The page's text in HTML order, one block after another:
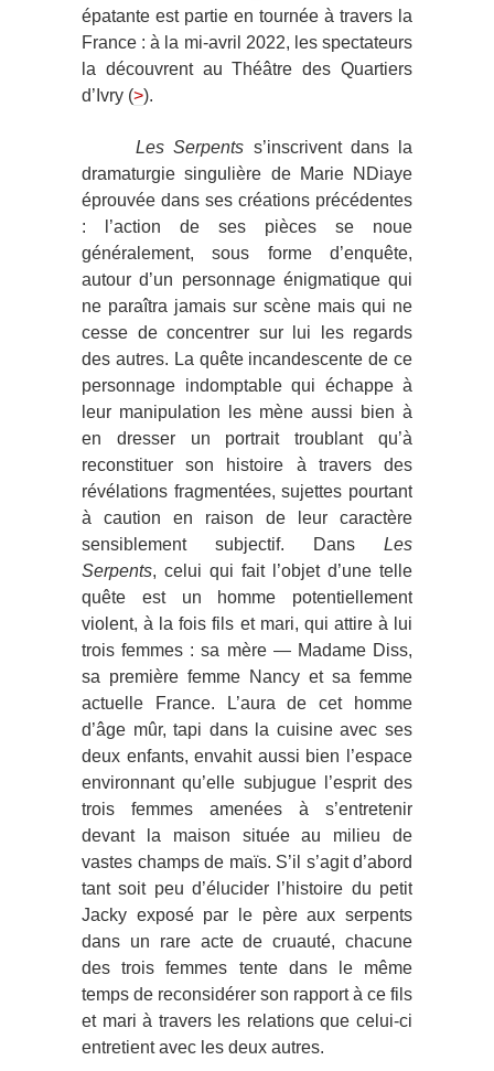
épatante est partie en tournée à travers la
France : à la mi-avril 2022, les spectateurs
la découvrent au Théâtre des Quartiers
d’Ivry (>).
Les Serpents s’inscrivent dans la
dramaturgie singulière de Marie NDiaye
éprouvée dans ses créations précédentes
: l’action de ses pièces se noue
généralement, sous forme d’enquête,
autour d’un personnage énigmatique qui
ne paraîtra jamais sur scène mais qui ne
cesse de concentrer sur lui les regards
des autres. La quête incandescente de ce
personnage indomptable qui échappe à
leur manipulation les mène aussi bien à
en dresser un portrait troublant qu’à
reconstituer son histoire à travers des
révélations fragmentées, sujettes pourtant
à caution en raison de leur caractère
sensiblement subjectif. Dans Les
Serpents, celui qui fait l’objet d’une telle
quête est un homme potentiellement
violent, à la fois fils et mari, qui attire à lui
trois femmes : sa mère — Madame Diss,
sa première femme Nancy et sa femme
actuelle France. L’aura de cet homme
d’âge mûr, tapi dans la cuisine avec ses
deux enfants, envahit aussi bien l’espace
environnant qu’elle subjugue l’esprit des
trois femmes amenées à s’entretenir
devant la maison située au milieu de
vastes champs de maïs. S’il s’agit d’abord
tant soit peu d’élucider l’histoire du petit
Jacky exposé par le père aux serpents
dans un rare acte de cruauté, chacune
des trois femmes tente dans le même
temps de reconsidérer son rapport à ce fils
et mari à travers les relations que celui-ci
entretient avec les deux autres.